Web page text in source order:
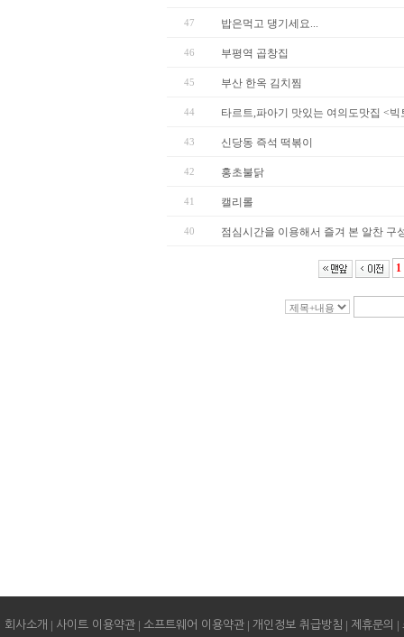
47 밥은먹고 댕기세요...
46 부평역 곱창집
45 부산 한옥 김치찜
44 타르트,파아기 맛있는 여의도맛집 <빅
43 신당동 즉석 떡볶이
42 홍초불닭
41 캘리롤
40 점심시간을 이용해서 즐겨 본 알찬 구
1
회사소개 | 사이트 이용약관 | 소프트웨어 이용약관 | 개인정보 취급방침 | 제휴문의 |